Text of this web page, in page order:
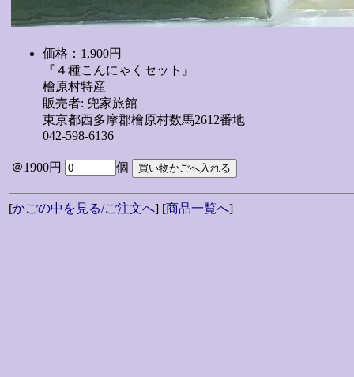
価格：1,900円
『４種こんにゃくセット』
檜原村特産
販売者: 兜家旅館
東京都西多摩郡檜原村数馬2612番地
042-598-6136
＠1900円 個
[かごの中を見る/ご注文へ] [商品一覧へ]